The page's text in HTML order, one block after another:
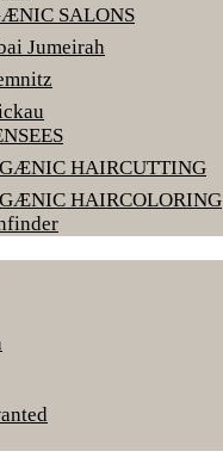
SALONS
Jumeirah
HAIRCUTTING
HAIRCOLORING